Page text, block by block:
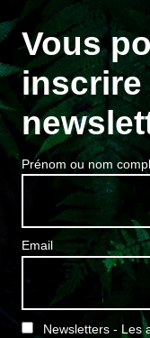
Vous
inscrire
Prénom ou nom
Email
Newsletters - Les